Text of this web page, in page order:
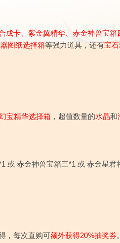
成卡、紫金翼精华、赤金神兽宝箱
图纸选择箱等强力道具，还有宝石
宝精华选择箱 ，超值数量的水晶和
或 赤金神兽宝箱三*1 或 赤金星君
，每次直购可额外获得20%抽奖券